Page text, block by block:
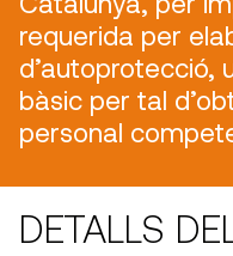
requerida per
d’autoprotecció,
bàsic per tal
personal
DETALLS